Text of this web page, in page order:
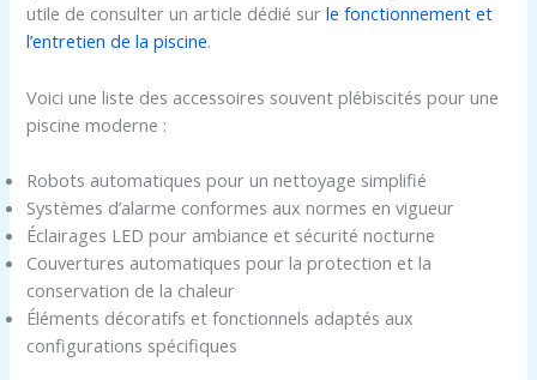
utile de consulter un article dédié surle fonctionnement et
l’entretien de la piscine.
Voici une liste des accessoires souvent plébiscités pour une
piscine moderne :
Robots automatiques pour un nettoyage simplifié
Systèmes d’alarme conformes aux normes en vigueur
Éclairages LED pour ambiance et sécurité nocturne
Couvertures automatiques pour la protection et la
conservation de la chaleur
Éléments décoratifs et fonctionnels adaptés aux
configurations spécifiques